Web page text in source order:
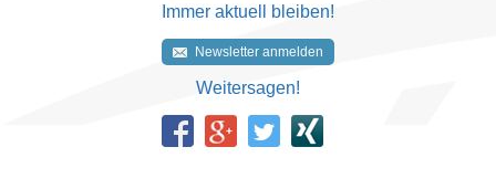
Immer aktuell bleiben!
Newsletter anmelden
Weitersagen!